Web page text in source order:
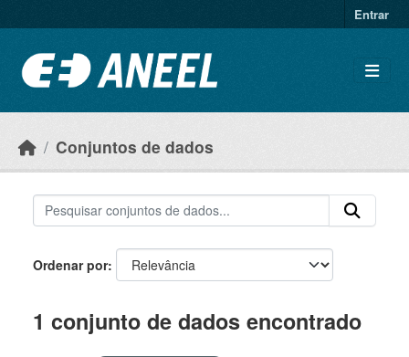
Entrar
Conjuntos de dados
Ordenar por
1 conjunto de dados encontrado